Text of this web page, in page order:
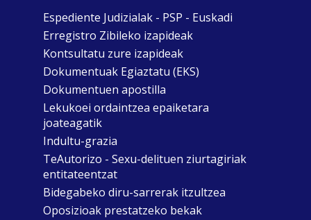
Espediente Judizialak - PSP - Euskadi
Erregistro Zibileko izapideak
Kontsultatu zure izapideak
Dokumentuak Egiaztatu (EKS)
Dokumentuen apostilla
Lekukoei ordaintzea epaiketara
joateagatik
Indultu-grazia
TeAutorizo - Sexu-delituen ziurtagiriak
entitateentzat
Bidegabeko diru-sarrerak itzultzea
Oposizioak prestatzeko bekak